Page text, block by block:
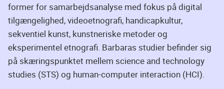
former for samarbejdsanalyse med fokus på digital
tilgængelighed, videoetnografi, handicapkultur,
sekventiel kunst, kunstneriske metoder og
eksperimentel etnografi. Barbaras studier befinder sig
på skæringspunktet mellem science and technology
studies (STS) og human-computer interaction (HCI).